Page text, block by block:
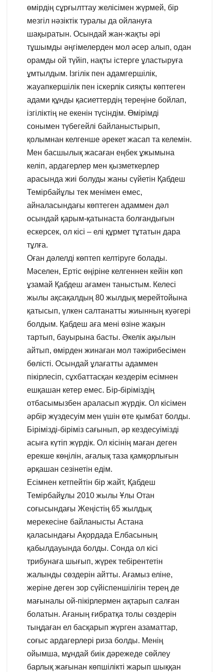
өмірдің сұрғылттау желісімен жүрмей, бір
мезгіл нәзіктік туралы да ойлануға
шақыратын. Осындай жан-жақты әрі
тұшымды әңгімелерден мол әсер алып, одан
орамды ой түйіп, нақты істерге ұластыруға
ұмтылдым. Ізгілік пен адамгершілік,
жауапкершілік пен іскерлік сияқты көптеген
адами құнды қасиеттердің тереңіне бойлап,
ізгіліктің не екенін түсіндім. Өмірімді
сонымен түбегейлі байланыстырып,
қолымнан келгенше әрекет жасап та келемін.
Мен басшылық жасаған еңбек ұжымына
келіп, ардагерлер мен қызметкерлер
арасында жиі болуды жаны сүйетін Қабдеш
Темірбайұлы тек менімен емес,
айналасындағы көптеген адаммен дәл
осындай қарым-қатынаста болғандығын
ескерсек, ол кісі – елі құрмет тұтатын дара
тұлға.
Оған дәлелді көптеп келтіруге болады.
Мәселен, Ертіс өңіріне келгеннен кейін көп
ұзамай Қабдеш ағамен таныстым. Келесі
жылы ақсақалдың 80 жылдық мерейтойына
қатысып, үлкен салтанатты жиынның куәгері
болдым. Қабдеш аға мені өзіне жақын
тартып, бауырына басты. Әкелік ақылын
айтып, өмірден жинаған мол тәжірибесімен
бөлісті. Осындай ұлағатты адаммен
пікірлесіп, сұхбаттасқан кездерім есімнен
ешқашан кетер емес. Бір-біріміздің
отбасымызбен араласып жүрдік. Ол кісімен
әрбір жүздесуім мен үшін өте қымбат болды.
Бірімізді-біріміз сағынып, әр кездесуімізді
асыға күтіп жүрдік. Ол кісінің маған деген
ерекше көңілін, ағалық таза қамқорлығын
әрқашан сезінетін едім.
Есімнен кетпейтін бір жайт, Қабдеш
Темірбайұлы 2010 жылы Ұлы Отан
соғысындағы Жеңістің 65 жылдық
мерекесіне байланысты Астана
қаласындағы Ақордада Елбасының
қабылдауында болды. Сонда ол кісі
трибунаға шығып, жүрек тебірентетін
жалынды сөздерін айтты. Ағамыз еліне,
жеріне деген зор сүйіспеншілігін терең де
мағыналы ой-пікірлермен ақтарып салған
болатын. Ағаның ғибратқа толы сөздерін
тыңдаған ел басқарып жүрген азаматтар,
соғыс ардагерлері риза болды. Менің
ойымша, мұндай биік дәрежеде сөйлеу
барлық жағынан көпшілікті жарып шыққан